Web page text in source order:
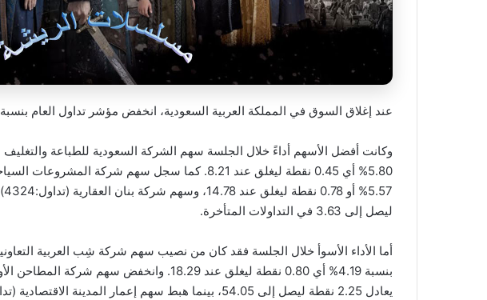
عند إغلاق السوق في المملكة العربية السعودية، انخفض مؤشر تداول العام بنسبة 0.08%.
ليصل إلى 3.63 في التداولات المتأخرة.